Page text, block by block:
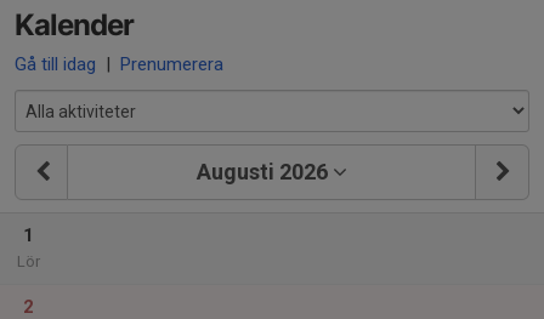
Kalender
Gå till idag | Prenumerera
Augusti 2026
1
Lör
2